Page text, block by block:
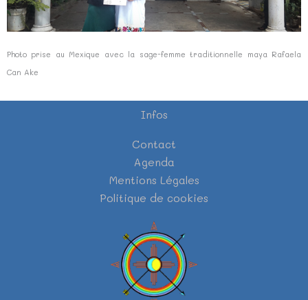
Photo prise au Mexique avec la sage-femme traditionnelle maya Rafaela
Can Ake
Infos
Contact
Agenda
Mentions Légales
Politique de cookies